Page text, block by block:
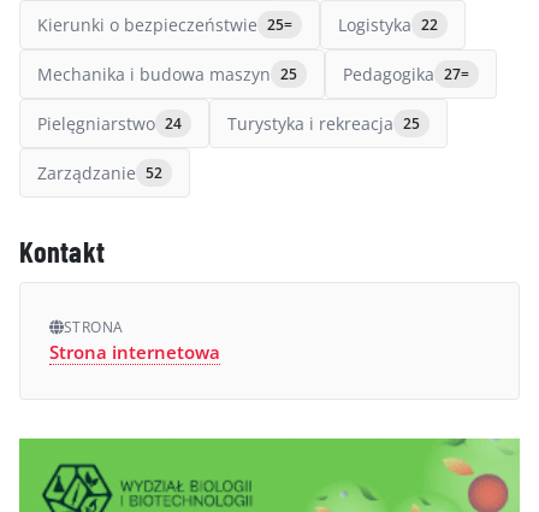
Kierunki o bezpieczeństwie 25= Logistyka 22
Mechanika i budowa maszyn 25 Pedagogika 27=
Pielęgniarstwo 24 Turystyka i rekreacja 25
Zarządzanie 52
Kontakt
STRONA
Strona internetowa